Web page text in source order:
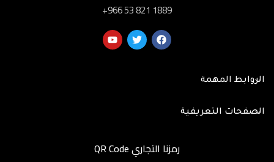
‎+966 53 821 1889
الروابط المهمة
الصفحات التعريفية
رمزنا التجاري QR Code